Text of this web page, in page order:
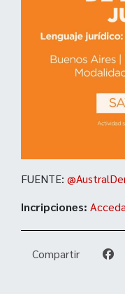
FUENTE:
Incripciones:
Compartir